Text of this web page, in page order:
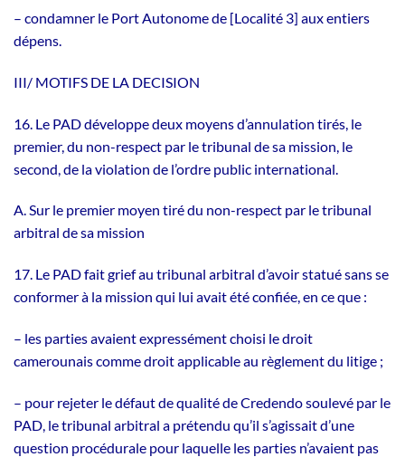
– condamner le Port Autonome de [Localité 3] aux entiers
dépens.
III/ MOTIFS DE LA DECISION
16. Le PAD développe deux moyens d’annulation tirés, le
premier, du non-respect par le tribunal de sa mission, le
second, de la violation de l’ordre public international.
A. Sur le premier moyen tiré du non-respect par le tribunal
arbitral de sa mission
17. Le PAD fait grief au tribunal arbitral d’avoir statué sans se
conformer à la mission qui lui avait été confiée, en ce que :
– les parties avaient expressément choisi le droit
camerounais comme droit applicable au règlement du litige ;
– pour rejeter le défaut de qualité de Credendo soulevé par le
PAD, le tribunal arbitral a prétendu qu’il s’agissait d’une
question procédurale pour laquelle les parties n’avaient pas